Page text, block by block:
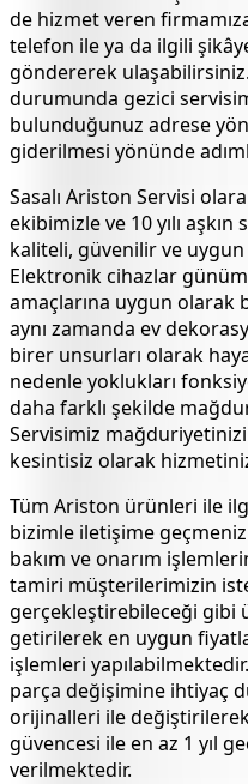
de hizmet veren
telefon ile ya da ilgili
göndererek
durumunda gezici
bulunduğunuz adrese
giderilmesi yönünde
Sasalı Ariston Servisi
ekibimizle ve 10 yılı
kaliteli, güvenilir ve
Elektronik cihazlar
amaçlarına uygun
aynı zamanda ev
birer unsurları olarak
nedenle yoklukları
daha farklı şekilde
Servisimiz
kesintisiz olarak
Tüm Ariston ürünleri ile
bizimle iletişime
bakım ve onarım
tamiri müşterilerimizin
gerçekleştirebileceği gibi
getirilerek en uygun
işlemleri
parça değişimine ihtiyaç
orijinalleri ile
güvencesi ile en az 1 yıl
verilmektedir.